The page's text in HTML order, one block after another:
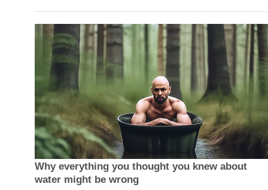
Why everything you thought you knew about
water might be wrong